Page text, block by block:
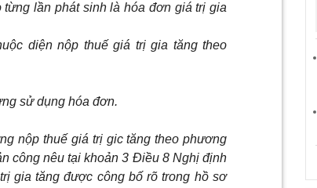
lần phát sinh là hóa đơn giá trị gia
diện nộp thuế giá trị gia tăng theo
sử dụng hóa đơn.
nộp thuế giá trị gic tăng theo phương
công nêu tại khoản 3 Điều 8 Nghị định
gia tăng được công bố rõ trong hồ sơ